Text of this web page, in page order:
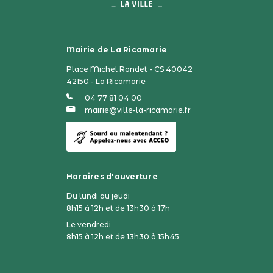
Mairie de La Ricamarie
Place Michel Rondet - CS 40042
42150 - La Ricamarie
04 77 81 04 00
mairie@ville-la-ricamarie.fr
Horaires d'ouverture
Du lundi au jeudi
8h15 à 12h et de 13h30 à 17h
Le vendredi
8h15 à 12h et de 13h30 à 15h45